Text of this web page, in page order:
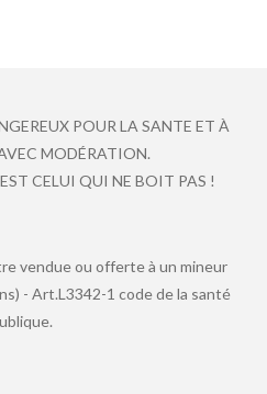
POUR LA SANTE ET À
MODÉRATION.
CELUI QUI NE BOIT PAS !
vendue ou offerte à un mineur
- Art.L3342-1 code de la santé